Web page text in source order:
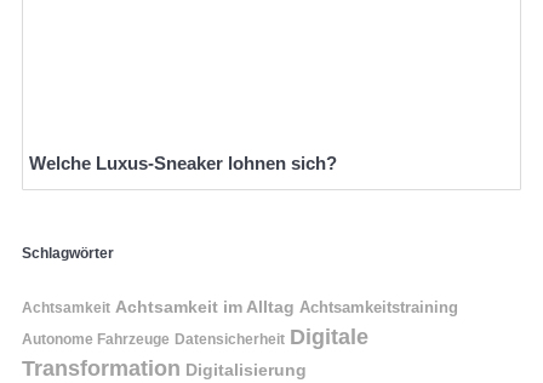
Welche Luxus-Sneaker lohnen sich?
Schlagwörter
Achtsamkeit Achtsamkeit im Alltag Achtsamkeitstraining
Autonome Fahrzeuge Datensicherheit Digitale
Transformation Digitalisierung